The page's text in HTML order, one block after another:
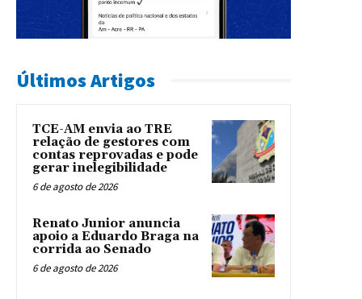
Últimos Artigos
TCE-AM envia ao TRE
relação de gestores com
contas reprovadas e pode
gerar inelegibilidade
6 de agosto de 2026
Renato Junior anuncia
apoio a Eduardo Braga na
corrida ao Senado
6 de agosto de 2026